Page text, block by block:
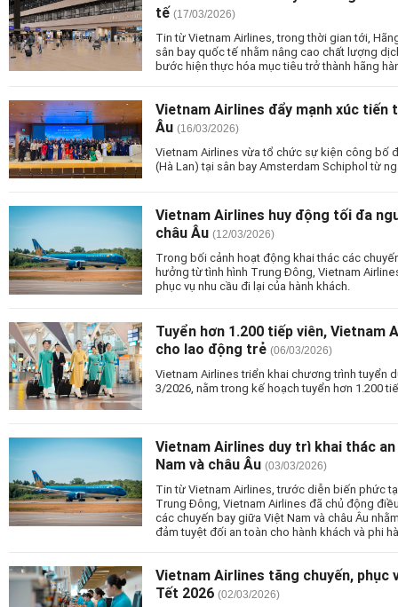
tế (17/03/2026)
Tin từ Vietnam Airlines, trong thời gian tới,
sân bay quốc tế nhằm nâng cao chất lượng
bước hiện thực hóa mục tiêu trở thành hãng
Vietnam Airlines đẩy mạnh xúc
Âu (16/03/2026)
Vietnam Airlines vừa tổ chức sự kiện công bố
(Hà Lan) tại sân bay Amsterdam Schiphol từ
Vietnam Airlines huy động tối đa
châu Âu (12/03/2026)
Trong bối cảnh hoạt động khai thác các
hưởng từ tình hình Trung Đông, Vietnam
phục vụ nhu cầu đi lại của hành khách.
Tuyển hơn 1.200 tiếp viên, Vietnam
cho lao động trẻ (06/03/2026)
Vietnam Airlines triển khai chương trình tuyển
3/2026, nằm trong kế hoạch tuyển hơn 1.200
Vietnam Airlines duy trì khai thác
Nam và châu Âu (03/03/2026)
Tin từ Vietnam Airlines, trước diễn biến phức
Trung Đông, Vietnam Airlines đã chủ động
các chuyến bay giữa Việt Nam và châu Âu
đảm tuyệt đối an toàn cho hành khách và phi
Vietnam Airlines tăng chuyến, phục
Tết 2026 (02/03/2026)